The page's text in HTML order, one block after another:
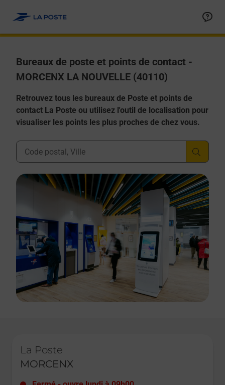
Bureaux de poste et points de contact -
MORCENX LA NOUVELLE (40110)
Retrouvez tous les bureaux de Poste et points de
contact La Poste ou utilisez l'outil de localisation pour
visualiser les points les plus proches de chez vous.
Ville, Département, Code Postal
La Poste
MORCENX